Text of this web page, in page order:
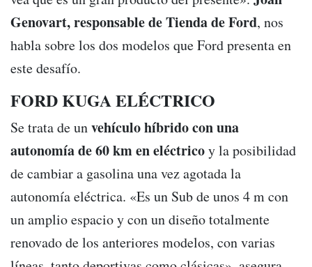
Genovart, responsable de Tienda de Ford, nos
habla sobre los dos modelos que Ford presenta en
este desafío.
FORD KUGA ELÉCTRICO
Se trata de unvehículo híbrido con una
autonomía de 60 km en eléctricoy la posibilidad
de cambiar a gasolina una vez agotada la
autonomía eléctrica. «Es un Sub de unos 4 m con
un amplio espacio y con un diseño totalmente
renovado de los anteriores modelos, con varias